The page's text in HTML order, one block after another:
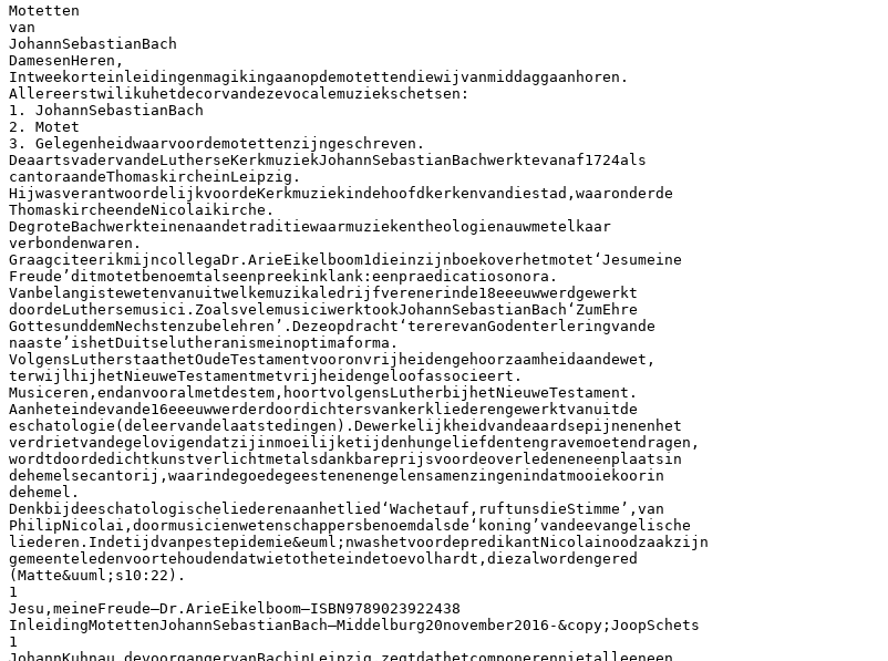
Motetten
van
JohannSebastianBach
DamesenHeren,
Intweekorteinleidingenmagikingaanopdemotettendiewijvanmiddaggaanhoren.
Allereerstwilikuhetdecorvandezevocalemuziekschetsen:
1. JohannSebastianBach
2. Motet
3. Gelegenheidwaarvoordemotettenzijngeschreven.
DeaartsvadervandeLutherseKerkmuziekJohannSebastianBachwerktevanaf1724als
cantoraandeThomaskircheinLeipzig.
HijwasverantwoordelijkvoordeKerkmuziekindehoofdkerkenvandiestad,waaronderde
ThomaskircheendeNicolaikirche.
DegroteBachwerkteinenaandetraditiewaarmuziekentheologienauwmetelkaar
verbondenwaren.
GraagciteerikmijncollegaDr.ArieEikelboom1dieinzijnboekoverhetmotet‘Jesumeine
Freude’ditmotetbenoemtalseenpreekinklank:eenpraedicatiosonora.
Vanbelangistewetenvanuitwelkemuzikaledrijfverenerinde18eeeuwwerdgewerkt
doordeLuthersemusici.ZoalsvelemusiciwerktookJohannSebastianBach‘ZumEhre
GottesunddemNechstenzubelehren’.Dezeopdracht‘tererevanGodenterleringvande
naaste’ishetDuitselutheranismeinoptimaforma.
VolgensLutherstaathetOudeTestamentvooronvrijheidengehoorzaamheidaandewet,
terwijlhijhetNieuweTestamentmetvrijheidengeloofassocieert.
Musiceren,endanvooralmetdestem,hoortvolgensLutherbijhetNieuweTestament.
Aanheteindevande16eeeuwwerderdoordichtersvankerkliederengewerktvanuitde
eschatologie(deleervandelaatstedingen).Dewerkelijkheidvandeaardsepijnenenhet
verdrietvandegelovigendatzijinmoeilijketijdenhungeliefdentengravemoetendragen,
wordtdoordedichtkunstverlichtmetalsdankbareprijsvoordeoverledeneneenplaatsin
dehemelsecantorij,waarindegoedegeestenenengelensamenzingenindatmooiekoorin
dehemel.
Denkbijdeeschatologischeliederenaanhetlied‘Wachetauf,ruftunsdieStimme’,van
PhilipNicolai,doormusicienwetenschappersbenoemdalsde‘koning’vandeevangelische
liederen.Indetijdvanpestepidemie&euml;nwashetvoordepredikantNicolainoodzaakzijn
gemeenteledenvoortehoudendatwietotheteindetoevolhardt,diezalwordengered
(Matte&uuml;s10:22).
1
Jesu,meineFreude–Dr.ArieEikelboom–ISBN9789023922438
InleidingMotettenJohannSebastianBach–Middelburg20november2016-&copy;JoopSchets
1